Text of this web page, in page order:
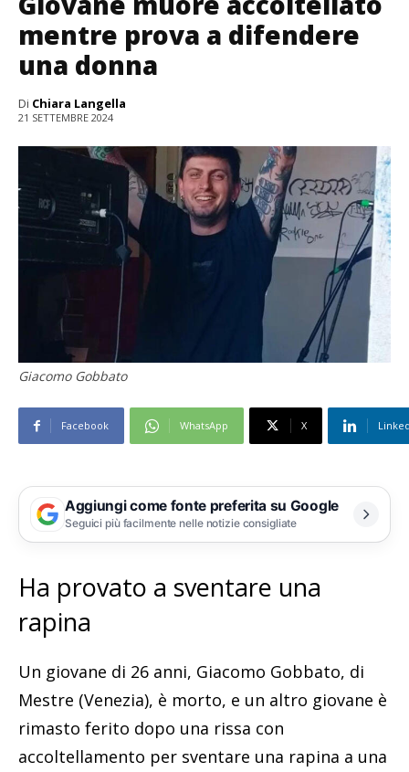
mentre prova a difendere
una donna
Di Chiara Langella
21 SETTEMBRE 2024
Giacomo Gobbato
Facebook WhatsApp X
Aggiungi come fonte preferita su Google
Seguici più facilmente nelle notizie consigliate
Ha provato a sventare una
rapina
Un giovane di 26 anni, Giacomo Gobbato, di
Mestre (Venezia), è morto, e un altro giovane è
rimasto ferito dopo una rissa con
accoltellamento per sventare una rapina a una